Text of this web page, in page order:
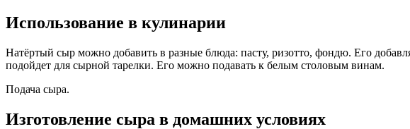
Использование в кулинарии
Натёртый сыр можно добавить в разные блюда: пасту, ризотто, фондю. Его
подойдет для сырной тарелки. Его можно подавать к белым столовым винам.
Подача сыра.
Изготовление сыра в домашних условиях